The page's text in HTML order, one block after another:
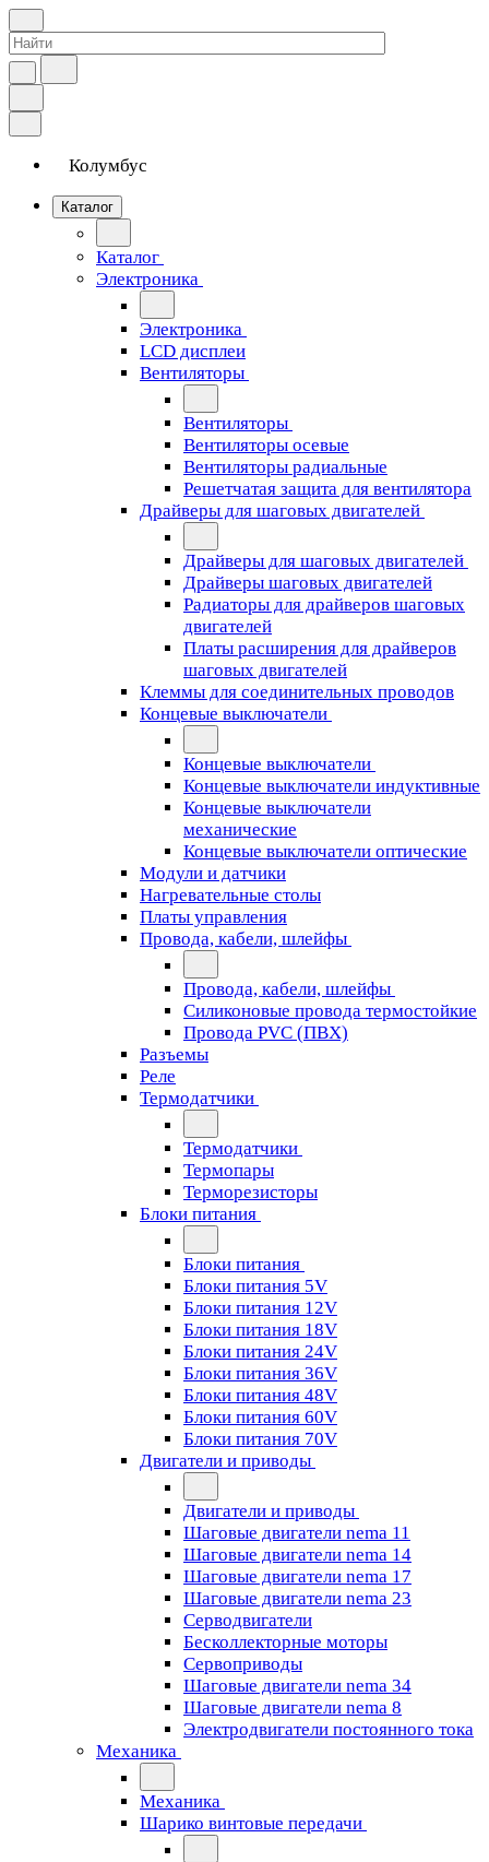
Колумбус
Каталог
Каталог
Электроника
Электроника
LCD дисплеи
Вентиляторы
Вентиляторы
Вентиляторы осевые
Вентиляторы радиальные
Решетчатая защита для вентилятора
Драйверы для шаговых двигателей
Драйверы для шаговых двигателей
Драйверы шаговых двигателей
Радиаторы для драйверов шаговых
двигателей
Платы расширения для драйверов
шаговых двигателей
Клеммы для соединительных проводов
Концевые выключатели
Концевые выключатели
Концевые выключатели индуктивные
Концевые выключатели
механические
Концевые выключатели оптические
Модули и датчики
Нагревательные столы
Платы управления
Провода, кабели, шлейфы
Провода, кабели, шлейфы
Силиконовые провода термостойкие
Провода PVC (ПВХ)
Разъемы
Реле
Термодатчики
Термодатчики
Термопары
Терморезисторы
Блоки питания
Блоки питания
Блоки питания 5V
Блоки питания 12V
Блоки питания 18V
Блоки питания 24V
Блоки питания 36V
Блоки питания 48V
Блоки питания 60V
Блоки питания 70V
Двигатели и приводы
Двигатели и приводы
Шаговые двигатели nema 11
Шаговые двигатели nema 14
Шаговые двигатели nema 17
Шаговые двигатели nema 23
Cерводвигатели
Бесколлекторные моторы
Сервоприводы
Шаговые двигатели nema 34
Шаговые двигатели nema 8
Электродвигатели постоянного тока
Механика
Механика
Шарико винтовые передачи